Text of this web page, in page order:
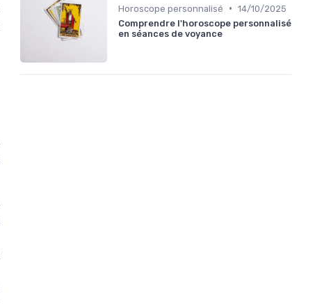
Horoscope personnalisé • 14/10/2025
Comprendre l'horoscope personnalisé
en séances de voyance